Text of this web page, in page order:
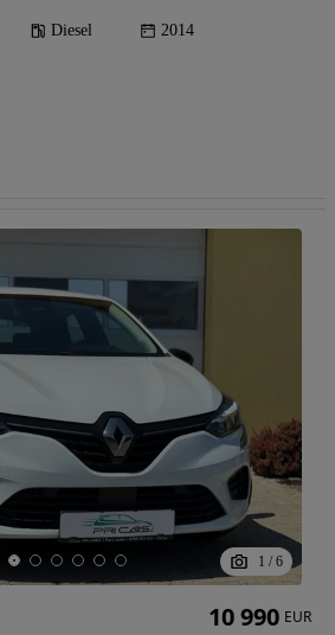
Diesel 2014
1 / 6
10 990 EUR